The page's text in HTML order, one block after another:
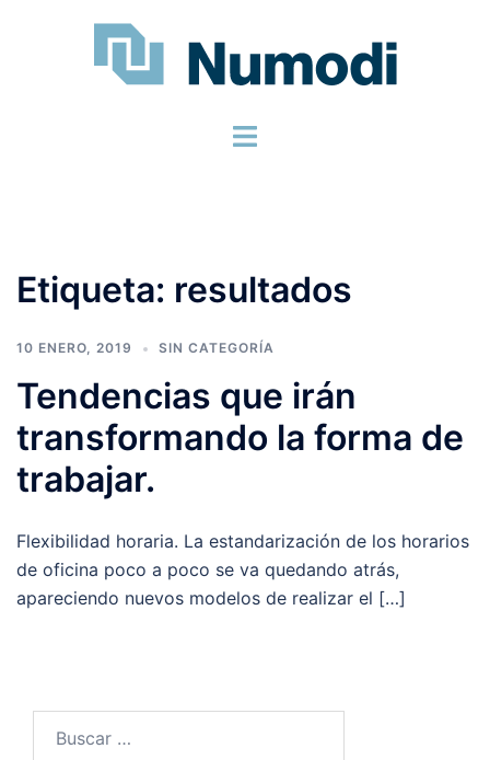
Etiqueta: resultados
10 ENERO, 2019 SIN CATEGORÍA
Tendencias que irán
transformando la forma de
trabajar.
Flexibilidad horaria. La estandarización de los horarios
de oficina poco a poco se va quedando atrás,
apareciendo nuevos modelos de realizar el […]